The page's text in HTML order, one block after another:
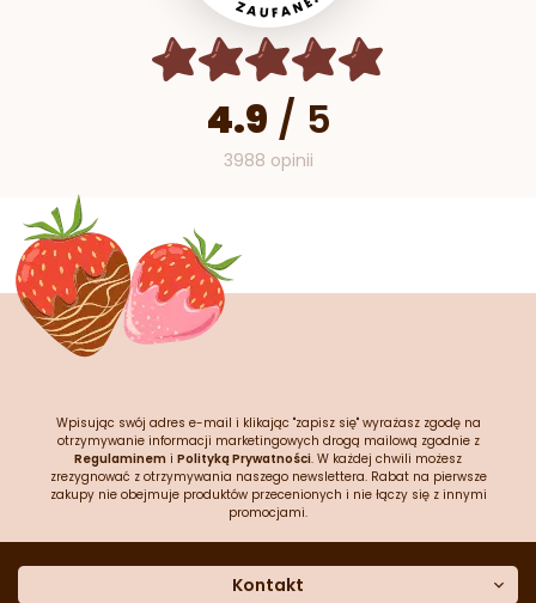
4.9 / 5
3988 opinii
Wpisując swój adres e-mail i klikając "zapisz się" wyrażasz zgodę na
otrzymywanie informacji marketingowych drogą mailową zgodnie z
Regulaminem i Polityką Prywatności. W każdej chwili możesz
zrezygnować z otrzymywania naszego newslettera. Rabat na pierwsze
zakupy nie obejmuje produktów przecenionych i nie łączy się z innymi
promocjami.
Kontakt